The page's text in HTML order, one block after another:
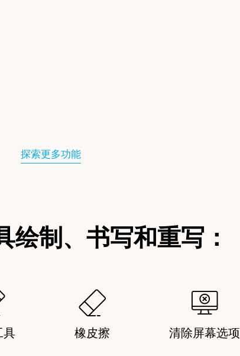
探索更多功能
绘制、书写和重写：
具 橡皮擦 清除屏幕选项